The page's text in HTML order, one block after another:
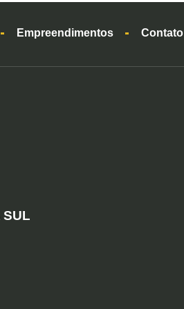
Empreendimentos Contato
SUL